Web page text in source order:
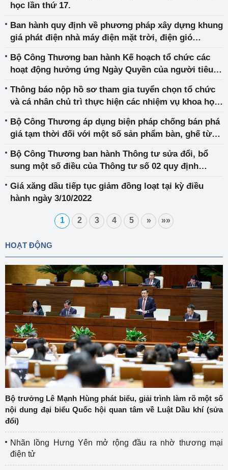
học lần thứ 17.
Ban hành quy định về phương pháp xây dựng khung
giá phát điện nhà máy điện mặt trời, điện gió
Bộ Công Thương ban hành Kế hoạch tổ chức các
hoạt động hưởng ứng Ngày Quyền của người tiêu
Thông báo nộp hồ sơ tham gia tuyển chọn tổ chức
và cá nhân chủ trì thực hiện các nhiệm vụ khoa học
học và công nghệ giai đoạn 2023-2025 (đợt 2)
Bộ Công Thương áp dụng biện pháp chống bán phá
giá tạm thời đối với một số sản phẩm bàn, ghế từ
Bộ Công Thương ban hành Thông tư sửa đổi, bổ
sung một số điều của Thông tư số 02 quy định
giá truyền tải điện
Giá xăng dầu tiếp tục giảm đồng loạt tại kỳ điều
hành ngày 3/10/2022
1 2 3 4 5 » »»
HOẠT ĐỘNG
Bộ trưởng Lê Mạnh Hùng phát biểu, giải trình làm rõ một số
nội dung đại biểu Quốc hội quan tâm về Luật Dầu khí (sửa
đổi)
Nhãn lồng Hưng Yên mở rộng đầu ra nhờ thương mại
điện tử